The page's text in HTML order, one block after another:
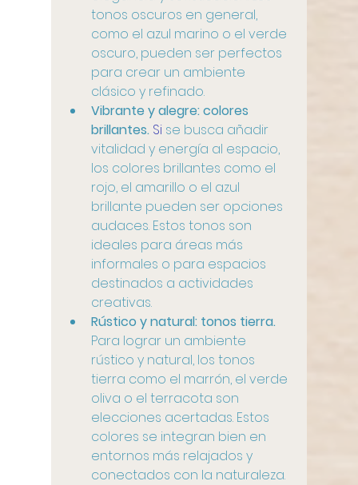
tonos oscuros en general,
como el azul marino o el verde
oscuro, pueden ser perfectos
para crear un ambiente
clásico y refinado.
Vibrante y alegre: colores
brillantes. Si se busca añadir
vitalidad y energía al espacio,
los colores brillantes como el
rojo, el amarillo o el azul
brillante pueden ser opciones
audaces. Estos tonos son
ideales para áreas más
informales o para espacios
destinados a actividades
creativas.
Rústico y natural: tonos tierra.
Para lograr un ambiente
rústico y natural, los tonos
tierra como el marrón, el verde
oliva o el terracota son
elecciones acertadas. Estos
colores se integran bien en
entornos más relajados y
conectados con la naturaleza.